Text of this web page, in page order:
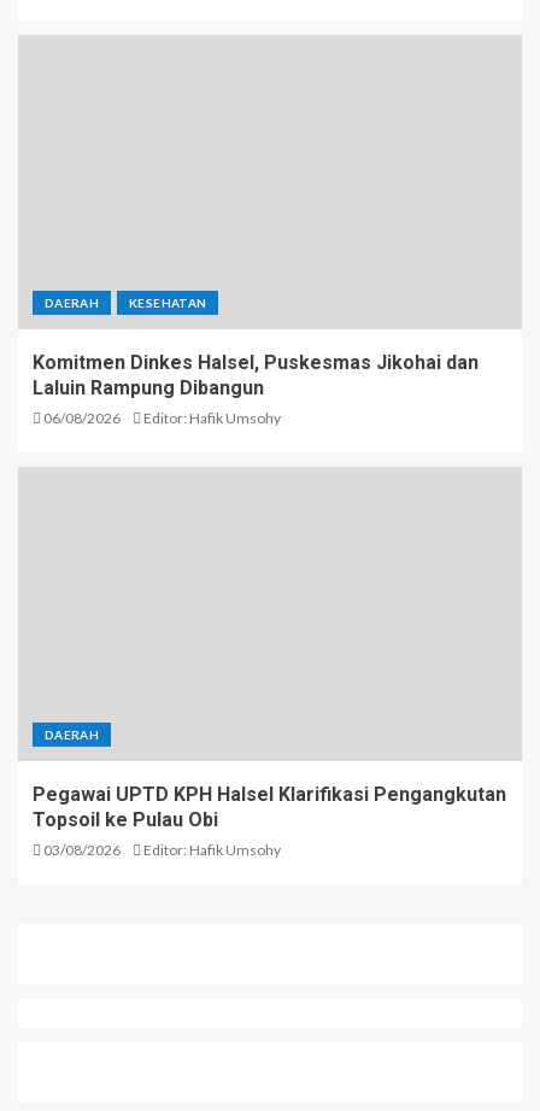
DAERAH KESEHATAN
Komitmen Dinkes Halsel, Puskesmas Jikohai dan
Laluin Rampung Dibangun
06/08/2026 Editor: Hafik Umsohy
DAERAH
Pegawai UPTD KPH Halsel Klarifikasi Pengangkutan
Topsoil ke Pulau Obi
03/08/2026 Editor: Hafik Umsohy